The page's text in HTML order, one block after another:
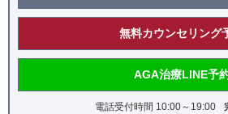
無料カウンセリング
AGA治療LINE予
電話受付時間 10:00～19:00